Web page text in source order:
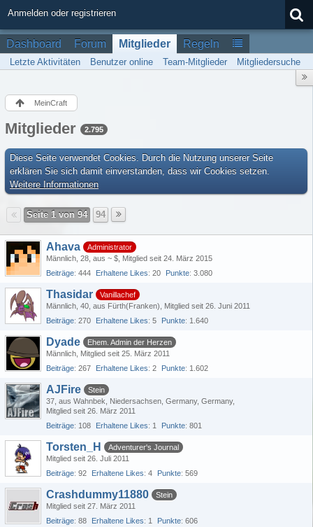
Anmelden oder registrieren
Dashboard Forum Mitglieder Regeln
Letzte Aktivitäten Benutzer online Team-Mitglieder Mitgliedersuche
MeinCraft
Mitglieder 2.795
Diese Seite verwendet Cookies. Durch die Nutzung unserer Seite
erklären Sie sich damit einverstanden, dass wir Cookies setzen.
Weitere Informationen
Seite 1 von 94 94
Ahava
Administrator
Männlich 28 aus ~ $ Mitglied seit 24. März 2015
Beiträge 444 Erhaltene Likes 20 Punkte 3.080
Thasidar
Vanillachef
Männlich 40 aus Fürth(Franken)
Mitglied seit 26. Juni 2011
Beiträge 270 Erhaltene Likes 5 Punkte 1.640
Dyade
Ehem. Admin der Herzen
Männlich Mitglied seit 25. März 2011
Beiträge 267 Erhaltene Likes 2 Punkte 1.602
AJFire
Stein
37 aus Wahnbek, Niedersachsen, Germany, Germany
Mitglied seit 26. März 2011
Beiträge 108 Erhaltene Likes 1 Punkte 801
Torsten_H
Adventurer's Journal
Mitglied seit 26. Juli 2011
Beiträge 92 Erhaltene Likes 4 Punkte 569
Crashdummy11880
Stein
Mitglied seit 27. März 2011
Beiträge 88 Erhaltene Likes 1 Punkte 606